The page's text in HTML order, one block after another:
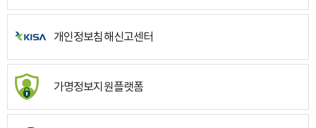
개인정보침해신고센터
가명정보지원플랫폼